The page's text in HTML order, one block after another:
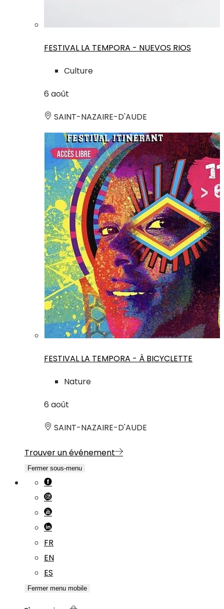
FESTIVAL LA TEMPORA - NUEVOS RIOS
Culture
6 août
SAINT-NAZAIRE-D'AUDE
FESTIVAL LA TEMPORA - À BICYCLETTE
Nature
6 août
SAINT-NAZAIRE-D'AUDE
Trouver un événement
Fermer sous-menu
FR
EN
ES
Fermer menu mobile